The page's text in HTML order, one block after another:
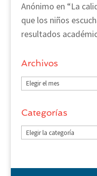
Anónimo en “La
que los niños
resultados
Archivos
Archivos
Categorías
Categorías